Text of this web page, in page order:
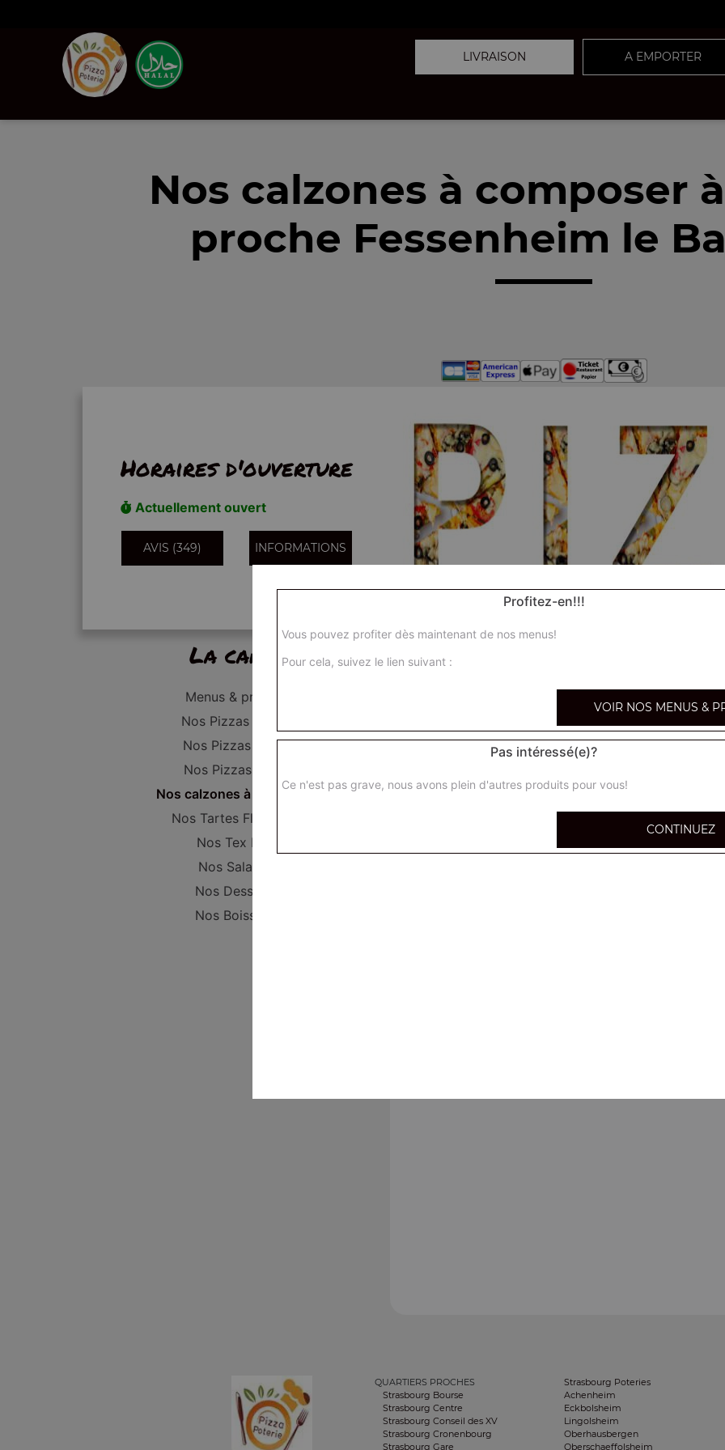
LIVRAISON A EMPORTER
Nos calzones à composer
proche Fessenheim le
Horaires d'ouverture
Actuellement ouvert
AVIS (349) INFORMATIONS
La carte
Menus & promos
Nos Pizzas Junior
Nos Pizzas Super
Nos Pizzas Méga
Nos calzones à composer
Nos Tartes Flambées
Nos Tex Mex
Nos Salades
Nos Desserts
Nos Boissons
Nos
QUARTIERS PROCHES
Strasbourg Bourse
Strasbourg Centre
Strasbourg Conseil des XV
Strasbourg Cronenbourg
Strasbourg Gare
Strasbourg Poteries
Achenheim
Eckbolsheim
Lingolsheim
Oberhausbergen
Oberschaeffolsheim
Profitez-en!!!
Vous pouvez profiter dès maintenant de nos menus!
Pour cela, suivez le lien suivant :
VOIR NOS MENUS &
Pas intéressé(e)?
Ce n'est pas grave, nous avons plein d'autres produits pour vous!
CONTINUEZ